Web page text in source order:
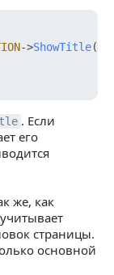
->ShowTitle
. Если
его
же, как
страницы.
основной